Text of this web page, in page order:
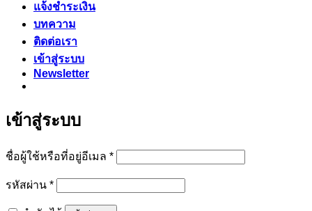
แจ้งชำระเงิน
บทความ
ติดต่อเรา
เข้าสู่ระบบ
Newsletter
เข้าสู่ระบบ
ชื่อผู้ใช้หรือที่อยู่อีเมล *ต้องการ
รหัสผ่าน *ต้องการ